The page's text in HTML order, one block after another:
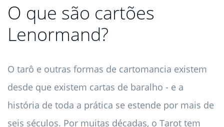
O que são cartões
Lenormand?
O tarô e outras formas de cartomancia existem
desde que existem cartas de baralho - e a
história de toda a prática se estende por mais de
seis séculos. Por muitas décadas, o Tarot tem